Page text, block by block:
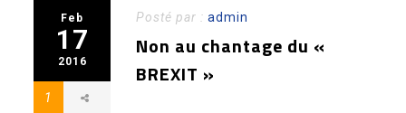
Feb
17
2016
1
Posté par :admin
Non au chantage du «
BREXIT »